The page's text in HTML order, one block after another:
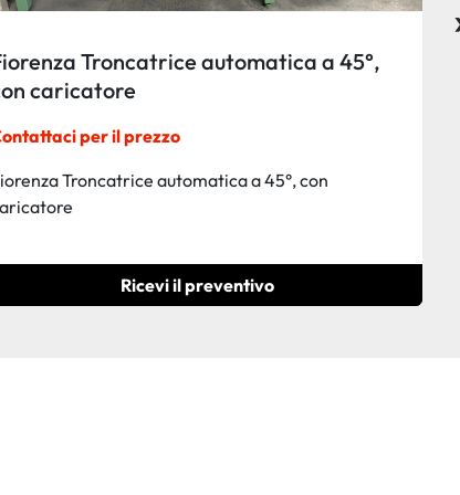
Uguagliatrice marca Camam
Uguagliatrice marca Camam
Ricevi il preventivo